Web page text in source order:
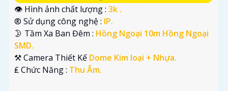
👁 Hình ảnh chất lượng : 3k .
®️ Sử dụng công nghệ : IP.
🌛 Tầm Xa Ban Đêm : Hồng Ngoại 10m Hồng Ngoại
SMD.
⚒ Camera Thiết Kế Dome Kim loại + Nhựa.
️₤ Chức Năng : Thu Âm.